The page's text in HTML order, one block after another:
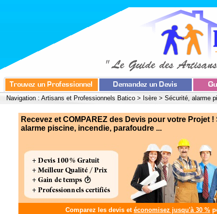
Navigation : Artisans et Professionnels Batico > Isère > Sécurité, alarme
Recevez et COMPAREZ des Devis pour votre Projet !
alarme piscine, incendie, parafoudre ...
Comparez les devis et économisez jusqu'à 30 %